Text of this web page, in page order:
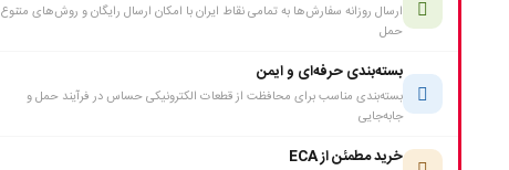
ارسال روزانه سفارش‌ها به تمامی نقاط ایران با امکان ارسال رایگان و روش‌های متنوع
حمل
بسته‌بندی حرفه‌ای و ایمن
بسته‌بندی مناسب برای محافظت از قطعات الکترونیکی حساس در فرآیند حمل و
جابه‌جایی
خرید مطمئن از ECA